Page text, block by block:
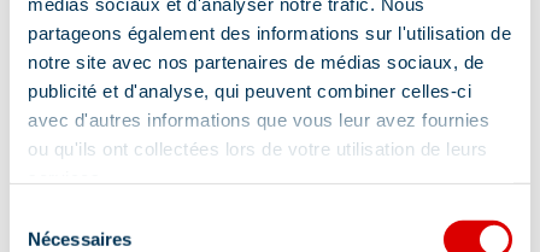
partageons également des informations sur l'utilisation de
notre site avec nos partenaires de médias sociaux, de
publicité et d'analyse, qui peuvent combiner celles-ci
avec d'autres informations que vous leur avez fournies
ou qu'ils ont collectées lors de votre utilisation de leurs
Nécessaires
Op de pagina’s van de
website
Meer zien